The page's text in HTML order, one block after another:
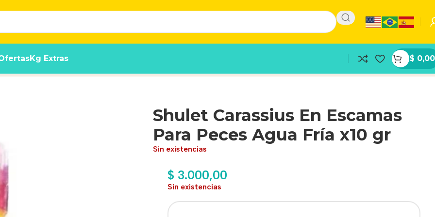
Kg Extras $ 0,00
Fría x10 gr
Shulet Carassius En Escamas
Para Peces Agua Fría x10 gr
Sin existencias
$ 3.000,00
Sin existencias